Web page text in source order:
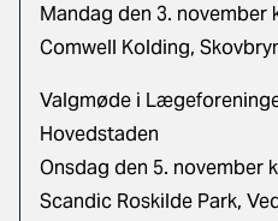
Mandag den 3. november
Comwell Kolding,
Valgmøde i
Hovedstaden
Onsdag den 5. november
Scandic Roskilde Park,